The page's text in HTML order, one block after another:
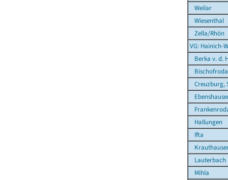
Weilar
Wiesenthal
Zella/Rhön
VG: Hainich-
Berka v. d.
Bischofroda
Creuzburg,
Hallungen
Ifta
Lauterbach
Mihla